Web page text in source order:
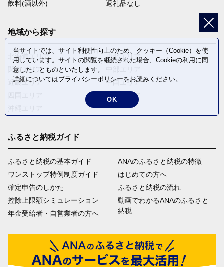
飲料(酒以外)
返礼品なし
地域から探す
北海道エリア
関東エリア
近畿エリア
東北エリア
中国エリア
九州エリア
ふるさと納税ガイド
ふるさと納税の基本ガイド
ワンストップ特例制度ガイド
確定申告のしかた
控除上限額シミュレーション
年金受給者・自営業者の方へ
ANAのふるさと納税の特徴
はじめての方へ
ふるさと納税の流れ
動画でわかるANAのふるさと
納税
当サイトでは、サイト利便性向上のため、クッキー（Cookie）を使
用しています。サイトの閲覧を継続された場合、Cookieの利用に同
意したことものといたします。
詳細についてはプライバシーポリシーをお読みください。
OK